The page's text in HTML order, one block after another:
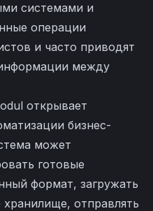
системами и
операции
и часто приводят
между
открывает
бизнес-
может
готовые
формат, загружать
отправлять